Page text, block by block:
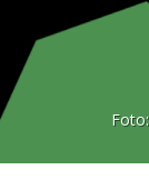
Foto: